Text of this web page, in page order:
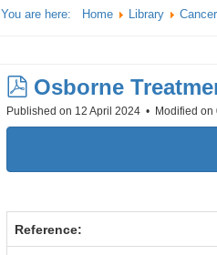
You are here: Home Library
pdf
Osborne
Published on 12 April 2024 Modified on
Reference: